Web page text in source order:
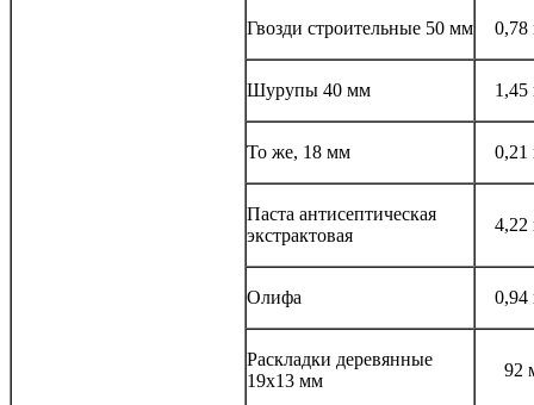
Гвозди строительные 50 мм 0,78
Шурупы 40 мм 1,45
То же, 18 мм 0,21
Паста антисептическая
экстрактовая
4,22
Олифа 0,94
Раскладки деревянные
19x13 мм
92